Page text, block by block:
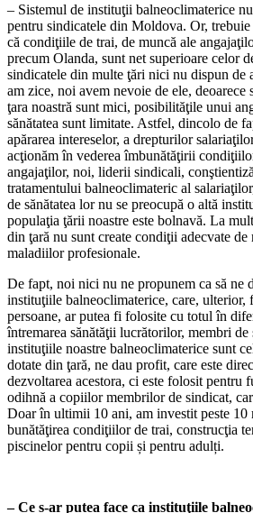
– Sistemul de instituţii balneoclimate­rice
pentru sindi­catele din Moldova. Or,
că condiţiile de trai, de muncă ale
precum Olanda, sunt net superioare celor
sindicatele din multe ţări nici nu dispun de
am zice, noi avem nevoie de ele,
ţara noastră sunt mici, posibilităţile unui
sănătatea sunt limitate. Astfel, dincolo de
apărarea intere­selor, a drepturilor
acţionăm în vederea îmbunătăţirii
angajaţilor, noi, liderii sindicali,
tratamentului balneoclimateric al
de sănătatea lor nu se preocupă o altă
populaţia ţării noas­tre este bolnavă. La
din ţară nu sunt create condiţii adecvate de
mala­diilor profesionale.
De fapt, noi nici nu ne propunem ca să ne
instituţiile balneoclima­terice, care, ulterior,
persoane, ar putea fi folosite cu totul în
întremarea sănă­tăţii lucrătorilor, membri
instituţiile noastre balneoclima­terice sunt
dotate din ţară, ne dau profit, care este
dezvoltarea acestora, ci este folosit pentru
odih­nă a copiilor membrilor de sindicat,
Doar în ultimii 10 ani, am investit peste
bunătăţirea condiţiilor de trai, construcţia
piscinelor pentru co­pii și pentru adulți.
– Ce s-ar putea face ca instituţiile